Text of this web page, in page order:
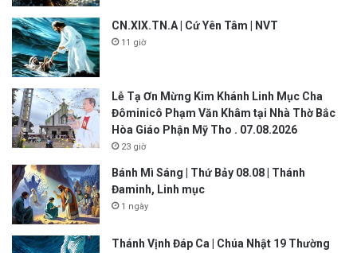
CN.XIX.TN.A | Cứ Yên Tâm | NVT
11 giờ
Lễ Tạ Ơn Mừng Kim Khánh Linh Mục Cha
Đôminicô Phạm Văn Khâm tại Nhà Thờ Bắc
Hòa Giáo Phận Mỹ Tho . 07.08.2026
23 giờ
Bánh Mì Sáng | Thứ Bảy 08.08 | Thánh
Đaminh, Linh mục
1 ngày
Thánh Vịnh Đáp Ca | Chúa Nhật 19 Thường